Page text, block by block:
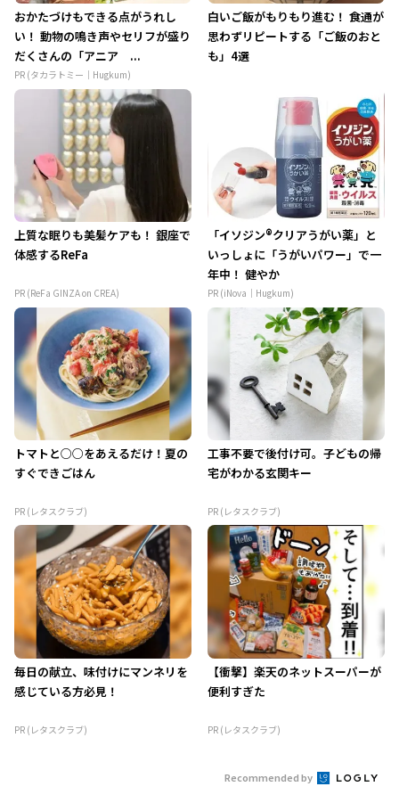
おかたづけもできる点がうれし
い！ 動物の鳴き声やセリフが盛り
だくさんの「アニア ...
PR (タカラトミー｜Hugkum)
白いご飯がもりもり進む！ 食通が
思わずリピートする「ご飯のおと
も」4選
上質な眠りも美髪ケアも！ 銀座で
体感するReFa
PR (ReFa GINZA on CREA)
「イソジン®クリアうがい薬」と
いっしょに「うがいパワー」で一
年中！ 健やか
PR (iNova｜Hugkum)
トマトと○○をあえるだけ！夏の
すぐできごはん
PR (レタスクラブ)
工事不要で後付け可。子どもの帰
宅がわかる玄関キー
PR (レタスクラブ)
毎日の献立、味付けにマンネリを
感じている方必見！
PR (レタスクラブ)
【衝撃】楽天のネットスーパーが
便利すぎた
PR (レタスクラブ)
Recommended by